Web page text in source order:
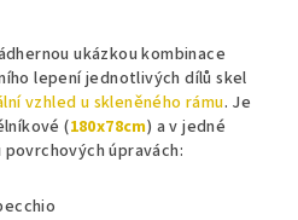
ukázkou kombinace
lepení jednotlivých dílů skel
vzhled u skleněného rámu. Je
(180x78cm) a v jedné
povrchových úpravách: